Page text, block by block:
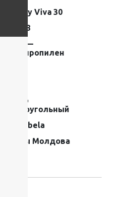
Shaggy Viva 30
1.2×1.8
Frise —
полипропилен
Ковер
прямоугольный
Moldabela
Ковры Молдова